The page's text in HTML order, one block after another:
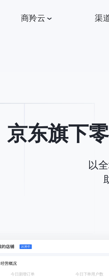
商羚云 渠
京东旗下
以
经营概况
今日新增订单 今日下单用户数